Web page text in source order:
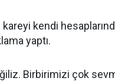
kareyi kendi
yaptı.
Birbirimizi çok